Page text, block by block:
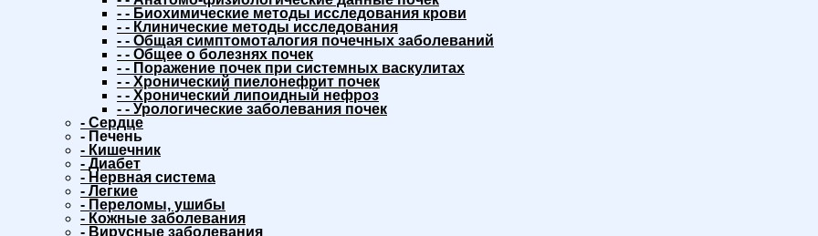
- - Биохимические методы исследования крови
- - Клинические методы исследования
- - Общая симптомоталогия почечных заболеваний
- - Общее о болезнях почек
- - Поражение почек при системных васкулитах
- - Хронический пиелонефрит почек
- - Хронический липоидный нефроз
- - Урологические заболевания почек
- Сердце
- Печень
- Кишечник
- Диабет
- Нервная система
- Легкие
- Переломы, ушибы
- Кожные заболевания
- Вирусные заболевания